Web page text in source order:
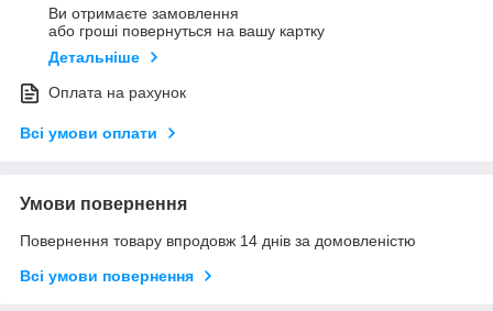
Ви отримаєте замовлення
або гроші повернуться на вашу картку
Детальніше
Оплата на рахунок
Всі умови оплати
Умови повернення
Повернення товару впродовж 14 днів за домовленістю
Всі умови повернення